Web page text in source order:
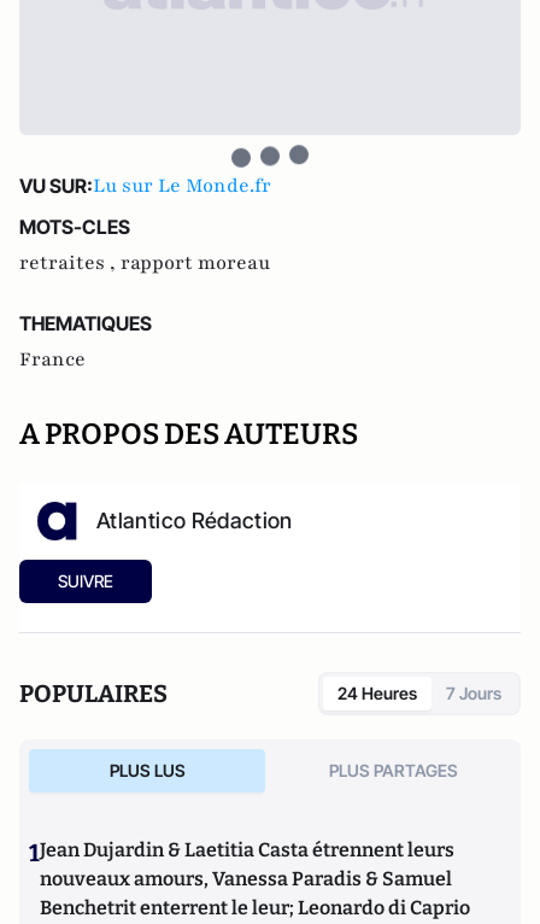
VU SUR:Lu sur Le Monde.fr
MOTS-CLES
retraites , rapport moreau
THEMATIQUES
France
A PROPOS DES AUTEURS
Atlantico Rédaction
SUIVRE
POPULAIRES 24 Heures 7 Jours
PLUS LUS PLUS PARTAGES
1Jean Dujardin & Laetitia Casta étrennent leurs
nouveaux amours, Vanessa Paradis & Samuel
Benchetrit enterrent le leur; Leonardo di Caprio